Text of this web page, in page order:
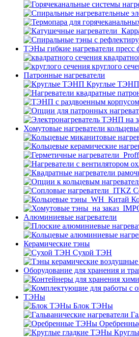
ТЭНы гибкие нагреватели пресс
круглого
Патронные нагреватели
Круглые ТЭНП
Хомутовые нагреватели
Алюминиевые нагреватели
Керамические тэны
Сухой ТЭН
Оборудование для хранения и
ТЭНы
Блок ТЭНы